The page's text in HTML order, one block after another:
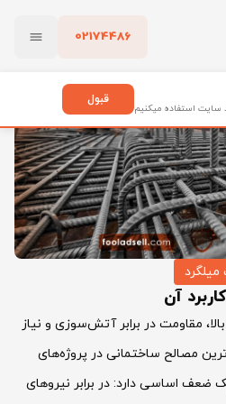
02174486
پاک کردن
میلگرد
آن
مقاومت در برابر آتش‌سوزی و نیاز
مصالح ساختمانی در پروژه‌های
ضعف اساسی دارد: در برابر نیروهای
سایت استفاده میکنیم
قبول